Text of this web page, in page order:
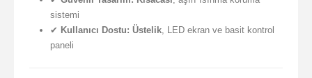
sistemi
✔ Kullanıcı Dostu: Üstelik, LED ekran ve basit kontrol
paneli